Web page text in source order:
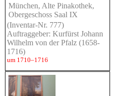
München, Alte Pinakothek,
Obergeschoss Saal IX
(Inventar-Nr. 777)
Auftraggeber: Kurfürst Johann
Wilhelm von der Pfalz (1658-
1716)
um 1710–1716